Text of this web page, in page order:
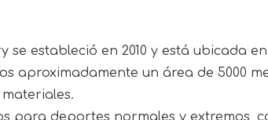
estableció en 2010 y está ubicada
aproximadamente un área de 5000
para deportes normales y extremos,